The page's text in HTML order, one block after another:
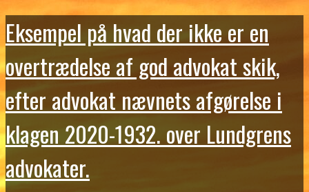
Eksempel på hvad der ikke er en
overtrædelse af god advokat skik,
efter advokat nævnets afgørelse i
klagen 2020-1932. over Lundgrens
advokater.